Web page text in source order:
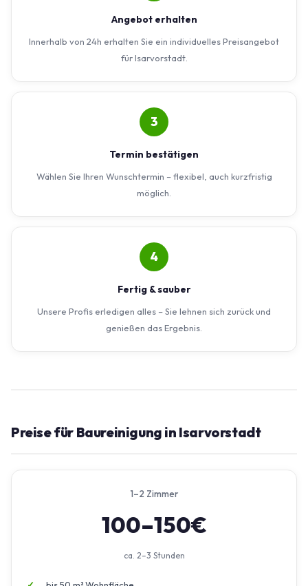
Angebot erhalten
Innerhalb von 24h erhalten Sie ein individuelles Preisangebot
für Isarvorstadt.
3
Termin bestätigen
Wählen Sie Ihren Wunschtermin – flexibel, auch kurzfristig
möglich.
4
Fertig & sauber
Unsere Profis erledigen alles – Sie lehnen sich zurück und
genießen das Ergebnis.
Preise für Baureinigung in Isarvorstadt
1–2 Zimmer
100–150€
ca. 2–3 Stunden